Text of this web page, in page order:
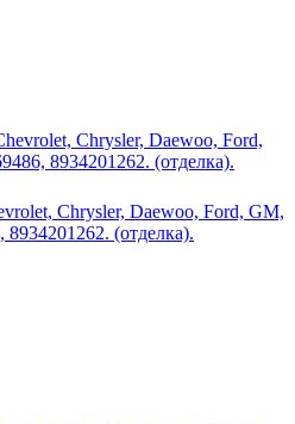
Chrysler, Daewoo, Ford, GM,
(отделка).